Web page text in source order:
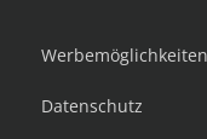
Werbemöglichkeiten
Datenschutz